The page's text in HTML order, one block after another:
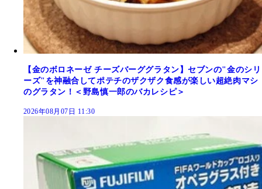
【金のボロネーゼ チーズバーググラタン】セブンの"金のシリ
ーズ"を神融合してポテチのザクザク食感が楽しい超絶肉マシ
のグラタン！＜野島慎一郎のバカレシピ＞
2026年08月07日 11:30